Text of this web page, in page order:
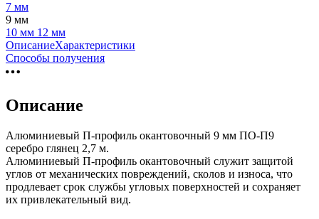
7 мм
9 мм
10 мм 12 мм
ОписаниеХарактеристики
Способы получения
Описание
Алюминиевый П-профиль окантовочный 9 мм ПО-П9
серебро глянец 2,7 м.
Алюминиевый П-профиль окантовочный служит защитой
углов от механических повреждений, сколов и износа, что
продлевает срок службы угловых поверхностей и сохраняет
их привлекательный вид.